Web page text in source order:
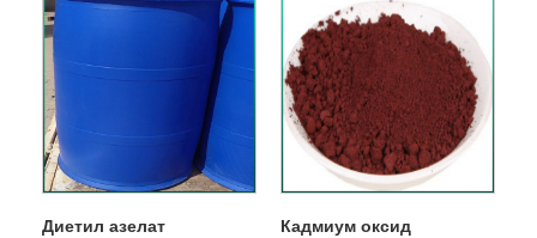
Диетил азелат Кадмиум оксид